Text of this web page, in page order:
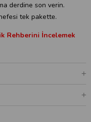
derdine son verin.
tek pakette.
Rehberini İncelemek